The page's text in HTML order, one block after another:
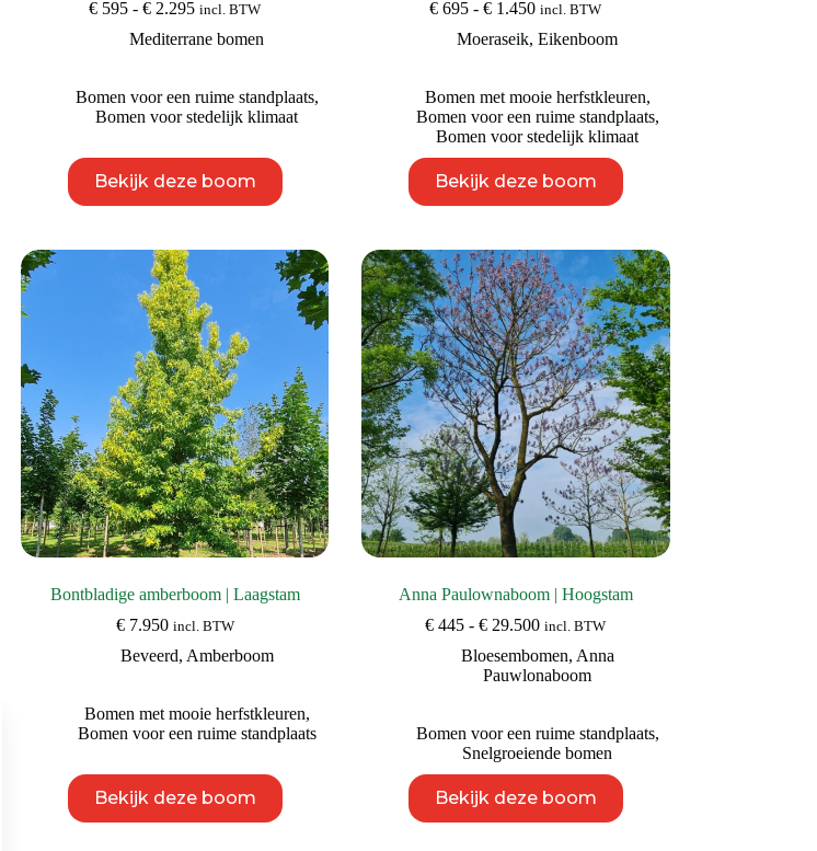
€ 595 - € 2.295Prijsklasse:
tot
incl. BTW
Mediterrane bomen
Bomen voor een ruime standplaats,
Bomen voor stedelijk klimaat
Bekijk deze boom
product
heeft
Deze
optie
kan
gekozen
worden
op
de
productpagina
€ 695 - € 1.450Prijsklasse:
tot
incl. BTW
Moeraseik,Eikenboom
Bomen met mooie herfstkleuren,
Bomen voor een ruime standplaats,
Bomen voor stedelijk klimaat
Bekijk deze boom
product
heeft
Deze
optie
kan
gekozen
worden
op
de
productpagina
Bontbladige amberboom | Laagstam
€7.950 incl. BTW
Beveerd, Amberboom
Bomen met mooie herfstkleuren,
Bomen voor een ruime standplaats
Bekijk deze boom
product
heeft
Anna Paulownaboom | Hoogstam
€ 445 - € 29.500Prijsklasse:
tot
€ 29.500
incl. BTW
Bloesembomen, Anna
Pauwlonaboom
Bomen voor een ruime standplaats,
Snelgroeiende bomen
Bekijk deze boom
product
heeft